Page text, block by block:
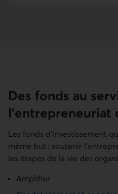
Des fonds au
l’entrepreneuriat
Les fonds d’investissement
même but : soutenir
les étapes de la vie des
Amplifier